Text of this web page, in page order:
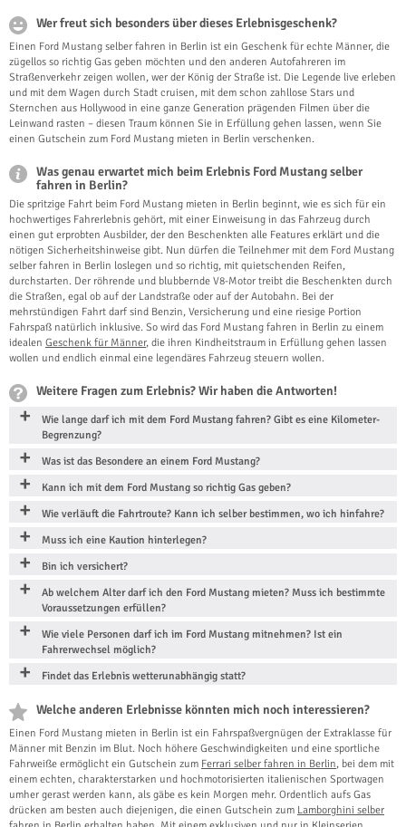
Wer freut sich besonders über dieses Erlebnisgeschenk?
Einen Ford Mustang selber fahren in Berlin ist ein Geschenk für echte Männer, die
zügellos so richtig Gas geben möchten und den anderen Autofahreren im
Straßenverkehr zeigen wollen, wer der König der Straße ist. Die Legende live erleben
und mit dem Wagen durch Stadt cruisen, mit dem schon zahllose Stars und
Sternchen aus Hollywood in eine ganze Generation prägenden Filmen über die
Leinwand rasten – diesen Traum können Sie in Erfüllung gehen lassen, wenn Sie
einen Gutschein zum Ford Mustang mieten in Berlin verschenken.
Was genau erwartet mich beim Erlebnis Ford Mustang selber
fahren in Berlin?
Die spritzige Fahrt beim Ford Mustang mieten in Berlin beginnt, wie es sich für ein
hochwertiges Fahrerlebnis gehört, mit einer Einweisung in das Fahrzeug durch
einen gut erprobten Ausbilder, der den Beschenkten alle Features erklärt und die
nötigen Sicherheitshinweise gibt. Nun dürfen die Teilnehmer mit dem Ford Mustang
selber fahren in Berlin loslegen und so richtig, mit quietschenden Reifen,
durchstarten. Der röhrende und blubbernde V8-Motor treibt die Beschenkten durch
die Straßen, egal ob auf der Landstraße oder auf der Autobahn. Bei der
mehrstündigen Fahrt darf sind Benzin, Versicherung und eine riesige Portion
Fahrspaß natürlich inklusive. So wird das Ford Mustang fahren in Berlin zu einem
idealen Geschenk für Männer, die ihren Kindheitstraum in Erfüllung gehen lassen
wollen und endlich einmal eine legendäres Fahrzeug steuern wollen.
Weitere Fragen zum Erlebnis? Wir haben die Antworten!
Wie lange darf ich mit dem Ford Mustang fahren? Gibt es eine Kilometer-
Begrenzung?
Was ist das Besondere an einem Ford Mustang?
Kann ich mit dem Ford Mustang so richtig Gas geben?
Wie verläuft die Fahrtroute? Kann ich selber bestimmen, wo ich hinfahre?
Muss ich eine Kaution hinterlegen?
Bin ich versichert?
Ab welchem Alter darf ich den Ford Mustang mieten? Muss ich bestimmte
Voraussetzungen erfüllen?
Wie viele Personen darf ich im Ford Mustang mitnehmen? Ist ein
Fahrerwechsel möglich?
Findet das Erlebnis wetterunabhängig statt?
Welche anderen Erlebnisse könnten mich noch interessieren?
Einen Ford Mustang mieten in Berlin ist ein Fahrspaßvergnügen der Extraklasse für
Männer mit Benzin im Blut. Noch höhere Geschwindigkeiten und eine sportliche
Fahrweiße ermöglicht ein Gutschein zum Ferrari selber fahren in Berlin, bei dem mit
einem echten, charakterstarken und hochmotorisierten italienischen Sportwagen
umher gerast werden kann, als gäbe es kein Morgen mehr. Ordentlich aufs Gas
drücken am besten auch diejenigen, die einen Gutschein zum Lamborghini selber